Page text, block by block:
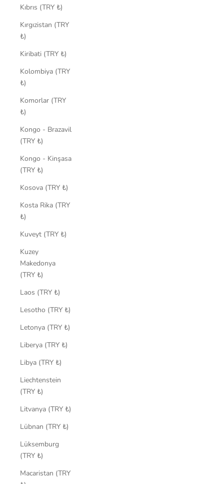
Kıbrıs (TRY ₺)
Kırgızistan (TRY
₺)
Kiribati (TRY ₺)
Kolombiya (TRY
₺)
Komorlar (TRY
₺)
Kongo - Brazavil
(TRY ₺)
Kongo - Kinşasa
(TRY ₺)
Kosova (TRY ₺)
Kosta Rika (TRY
₺)
Kuveyt (TRY ₺)
Kuzey
Makedonya
(TRY ₺)
Laos (TRY ₺)
Lesotho (TRY ₺)
Letonya (TRY ₺)
Liberya (TRY ₺)
Libya (TRY ₺)
Liechtenstein
(TRY ₺)
Litvanya (TRY ₺)
Lübnan (TRY ₺)
Lüksemburg
(TRY ₺)
Macaristan (TRY